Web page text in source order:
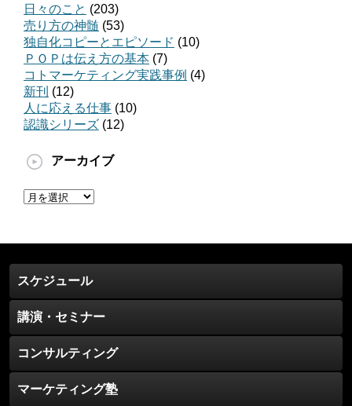
日々のこと (203)
売り方の神髄 (53)
独自化コピーとエピソード (10)
ＰＯＰは伝え方の基本 (7)
コトマーケティング実践事例 (4)
新刊 (12)
人に応える仕事 (10)
認識シリーズ (12)
アーカイブ
ア
イ
ブ
スケジュール
講演・セミナー
コンサルティング
マーケティング塾